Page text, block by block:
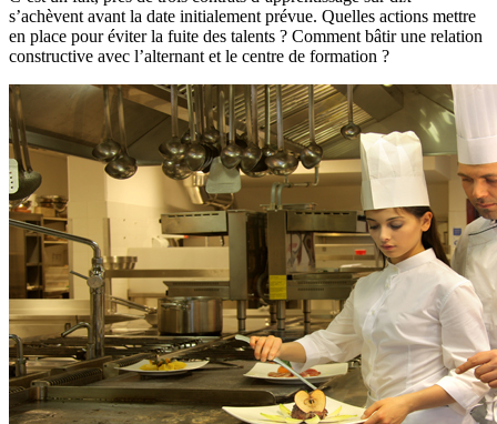
s’achèvent avant la date initialement prévue. Quelles actions mettre
en place pour éviter la fuite des talents ? Comment bâtir une relation
constructive avec l’alternant et le centre de formation ?